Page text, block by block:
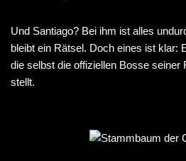
Und Santiago? Bei ihm ist alles
bleibt ein Rätsel. Doch eines ist klar:
die selbst die offiziellen Bosse seiner
stellt.